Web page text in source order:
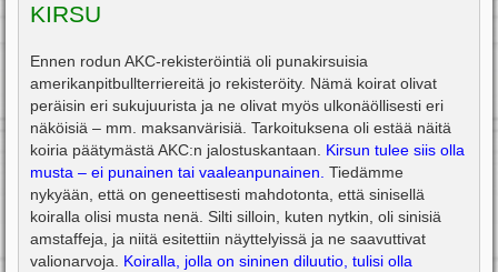
KIRSU
Ennen rodun AKC-rekisteröintiä oli punakirsuisia
amerikanpitbullterriereitä jo rekisteröity. Nämä koirat olivat
peräisin eri sukujuurista ja ne olivat myös ulkonäöllisesti eri
näköisiä – mm. maksanvärisiä. Tarkoituksena oli estää näitä
koiria päätymästä AKC:n jalostuskantaan. Kirsun tulee siis olla
musta – ei punainen tai vaaleanpunainen. Tiedämme
nykyään, että on geneettisesti mahdotonta, että sinisellä
koiralla olisi musta nenä. Silti silloin, kuten nytkin, oli sinisiä
amstaffeja, ja niitä esitettiin näyttelyissä ja ne saavuttivat
valionarvoja. Koiralla, jolla on sininen diluutio, tulisi olla